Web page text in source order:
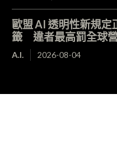
歐盟 AI 透明性新規
籤 違者最高罰全球
A.I. 2026-08-04